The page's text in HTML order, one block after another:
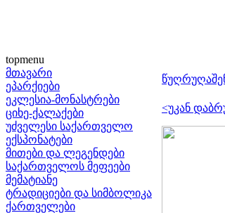
topmenu
მთავარი
ეპარქიები
ეკლესია-მონასტრები
ციხე-ქალაქები
უძველესი საქართველო
ექსპონატები
მითები და ლეგენდები
საქართველოს მეფეები
მემატიანე
ტრადიციები და სიმბოლიკა
ქართველები
<უკან